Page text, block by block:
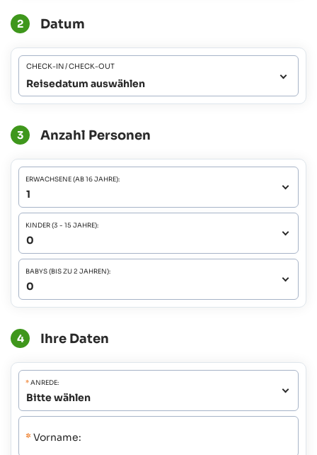
2 Datum
CHECK-IN / CHECK-OUT
Reisedatum auswählen
3 Anzahl Personen
ERWACHSENE (AB 16 JAHRE):
KINDER (3 - 15 JAHRE):
BABYS (BIS ZU 2 JAHREN):
4 Ihre Daten
*ANREDE:
* Vorname: